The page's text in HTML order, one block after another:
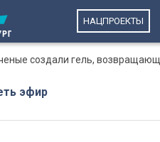
НАЦПРОЕКТЫ
создали гель,
эфир